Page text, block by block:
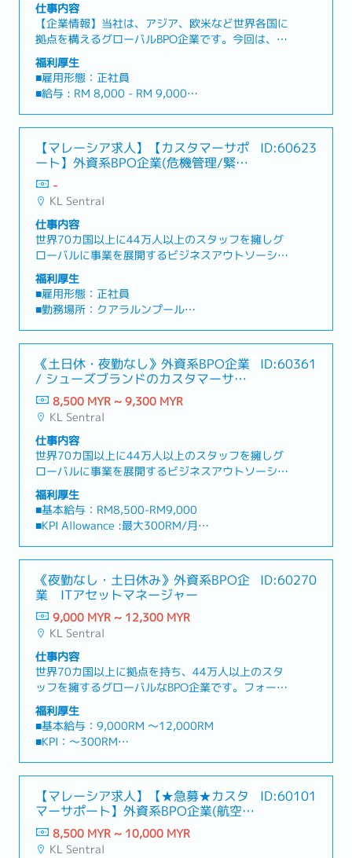
仕事内容
【企業情報】当社は、アジア、欧米など世界各国に
拠点を構えるグローバルBPO企業です。今回は、
Webコンテンツ管理部門にて、日本語チームのマネ
ジメントおよび日常の運用管理を担っていただける
スーパーバイザーを募集します。これまでの経験を
活かし、チームの成長や業務プロセスの改善・効率
化（将来的な自動化推進など）に携われる、非常に
ームリーダー・マネジメント業務- メンバーの育
成・管理: ローカルチームおよび日本人チームのマ
ネジメント、定期的なフィードバックや指導を行
い、目標達成を支援する。- オペレーション・品質
SLA（サービスレベル合意）やKPI、品質基準を満
たしているかの確認・レビューを行う。- エスカレ
ーション対応: 日本語ネイティブの知識・文化理解
が必要な難易度の高い案件や、運用上のトラブルに
対応する。2. Webコンテンツ運用・クライアント対
応- Webコンテンツ管理: クライアントのガイドラ
督する。- レポート・折衝業務: 運用パフォーマン
ス（日次・週次・月次・年次）をモニタリング・分
析し、日系クライアントおよび社内ステークホルダ
ーへ報告・提案を行う。- マニュアル整備: 現場で
発生した課題の根本原因を特定し、運用マニュアル
や手順書を継続的に改善・更新する。3. 業務改善・
効率化（将来的に）- プロセス改善・自動化推進:
手作業の業務プロセスを見直し、業務効率化を提案
する。自動化専門チームと協力し、業務のシステム
化やツール導入をサポートする。★魅力★・オフィ
スは公共交通機関で通勤可能な好立地です。・チー
ムマネジメントに加え、日系大手クライアントとの
折衝や業務プロセスの改善・DX化に携わることがで
きるため、市場価値の高いキャリアを築けます。・
成長中の組織において、コアメンバーとして組織作
りや品質向上に貢献できます。
福利厚生
■雇用形態：正社員
■給与 : RM 8,000 - RM 9,000
■勤務時間：8:00〜17:00 または 8:30〜
17:30（土日休み）
■勤務地：クアラルンプール市内
■渡航費用：会社負担(RM1500まで)
■就労ビザ：会社負担にて申請・取得サポート有り
■有給休暇：12日
■病床休暇：14日
■医療費補助：あり（月額RM100まで、歯科医は年
RM200まで精算可）
ーマンス評価に基づき決定。
※待遇は変更となる場合があります
【マレーシア求人】【カスタマーサポ
ート】外資系BPO企業(危機管理/緊急
対応サービス)
ID:60623
-
KL Sentral
仕事内容
世界70カ国以上に44万人以上のスタッフを擁しグ
ローバルに事業を展開するビジネスアウトソーシン
グ企業です。グローバルに2000社以上の企業をサ
ポートしており、その中には世界トップクラスの企
業もいらっしゃいます。今回は、グローバルに展開
する緊急対応・危機管理サービスを提供するプロジ
ェクトにて、事故・災害・緊急事態に関する日本人
継続を支えるカスタマーサポート職を募集いたしま
す！【仕事内容】緊急対応・危機管理サービスの顧
客からの問い合わせ対応を担当していただきます。
主に電話・チャット・メールを通じて、状況確認や
事態（事故・災害・安全トラブル等）発生時の一次
対応状況のヒアリングおよび正確な情報整理社内外
の関連部署へのエスカレーション・連携避難対応・
安全確保に関する案内およびサポート対応内容の記
録・レポート作成
福利厚生
■雇用形態：正社員
■勤務場所：クアラルンプール
■勤務時間：24時間シフト勤務 (週休2日)
*9時間勤務(8時間勤務/1時間休憩)
■その他福利厚生など
・有給休暇（19日）
・傷病休暇（14日）
・家を探すなど生活を整えるため2週間限定（無
料）でホテル滞在可能
・不動産仲介業者の紹介
・労働ビザ取得サポートあり、費用会社負担
・会社指定の健康保険、生命保険の加入あり（費用
会社負担)
《土日休・夜勤なし》外資系BPO企業
/ シューズブランドのカスタマーサポ
ート
ID:60361
8,500 MYR ~ 9,300 MYR
KL Sentral
仕事内容
世界70カ国以上に44万人以上のスタッフを擁しグ
ローバルに事業を展開するビジネスアウトソーシン
グ企業です。グローバルに2000社以上の企業をサ
ポートしており、その中には世界トップクラスの企
業もいらっしゃいます。この度は、シューズブラン
ドのカスタマーサポート職の募集をいたします。
【業務内容】・電話、Eメールでのお客様からの問
す）・お客様に適した自社製品のアドバイス・すべ
てのお問い合わせに24時間以内に返答し、対応が長
引いている未解決の案件を特定・オンラインストア
の注文、返品・交換、保証請求などの手続きを専用
倉庫や配送業者と綿密なコミュニケーション・チー
ムメンバーとして、お客様への対応品質を高めるた
めの改善プロジェクトへの参加★魅力★・深夜勤務
なし、土日休みですので生活リズムが崩れずにお仕
事が出来ます！
福利厚生
■基本給与：RM8,500-RM9,000
■KPI Allowance :最大300RM/月
■勤務地：クアラルンプール
■勤務時間：8:00-17:00（*勤務時間は今後変更の
可能性があります）
■休日：週休2日(土日)
■祝日：クライアントのカレンダーに準じる
■その他福利厚生など
・有給休暇（19日）
・傷病休暇（14日）
料）でホテル滞在可能
・不動産仲介業者の紹介
・片道航空券の手配
・労働ビザ取得サポートあり、費用会社負担
・会社指定の健康保険、生命保険の加入あり（費用
会社負担)
《夜勤なし・土日休み》外資系BPO企
業 ITアセットマネージャー
ID:60270
9,000 MYR ~ 12,300 MYR
KL Sentral
仕事内容
世界70カ国以上に拠点を持ち、44万人以上のスタ
ッフを擁するグローバルなBPO企業です。フォーチ
ュン・グローバル500に選出される155社を含む、
2,000社以上のグローバル企業の業務支援を行って
おり、幅広い業界で多様なプロジェクトを展開して
います。この度は、顧客の IT 資産(ハードウェア、
ソフトウェア、ライセンス)を正しく・効率的に管
ャーを募集します。（クライアントとの会議のリー
ドや、定例ビジネスレビューへの参加、必要に応じ
てオンサイト訪問もご担当いただきます。）【業務
内容】• 顧客向けアセット管理サービスの提供• 顧
福利厚生
■基本給与：9,000RM 〜12,000RM
■KPI：〜300RM
■勤務地：クアラルンプール
■休日：土日休み
■勤務時間：いずれかのシフト（土日休み）
① 8:00 AM – 5:00 PM
② 9:00 AM – 6:00 PM
【マレーシア求人】【★急募★カスタ
マーサポート】外資系BPO企業(航空会
社/ビジネス英語必須)
ID:60101
8,500 MYR ~ 10,000 MYR
KL Sentral